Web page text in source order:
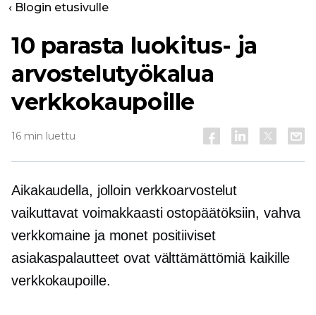
‹ Blogin etusivulle
10 parasta luokitus- ja
arvostelutyökalua
verkkokaupoille
16 min luettu
Aikakaudella, jolloin verkkoarvostelut
vaikuttavat voimakkaasti ostopäätöksiin, vahva
verkkomaine ja monet positiiviset
asiakaspalautteet ovat välttämättömiä kaikille
verkkokaupoille.